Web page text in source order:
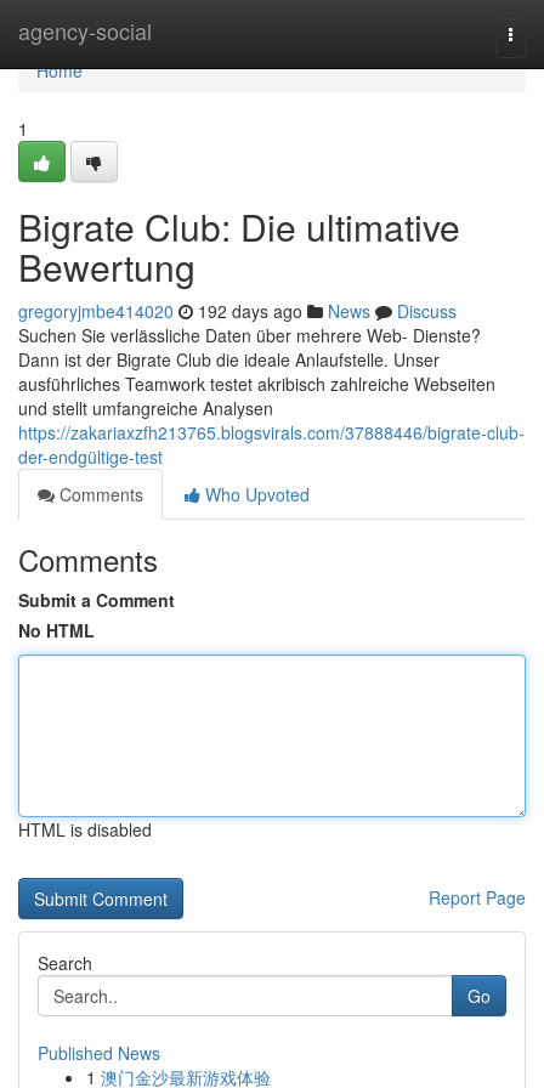
agency-social
Home
Home
1
Bigrate Club: Die ultimative
Bewertung
gregoryjmbe414020 192 days ago News
Discuss
Suchen Sie verlässliche Daten über mehrere Web- Dienste?
Dann ist der Bigrate Club die ideale Anlaufstelle. Unser
ausführliches Teamwork testet akribisch zahlreiche Webseiten
und stellt umfangreiche Analysen
https://zakariaxzfh213765.blogsvirals.com/37888446/bigrate-club-
der-endgültige-test
Comments
Who Upvoted
Comments
Submit a Comment
No HTML
HTML is disabled
Report Page
Search
Go
Published News
1 澳门金沙最新游戏体验